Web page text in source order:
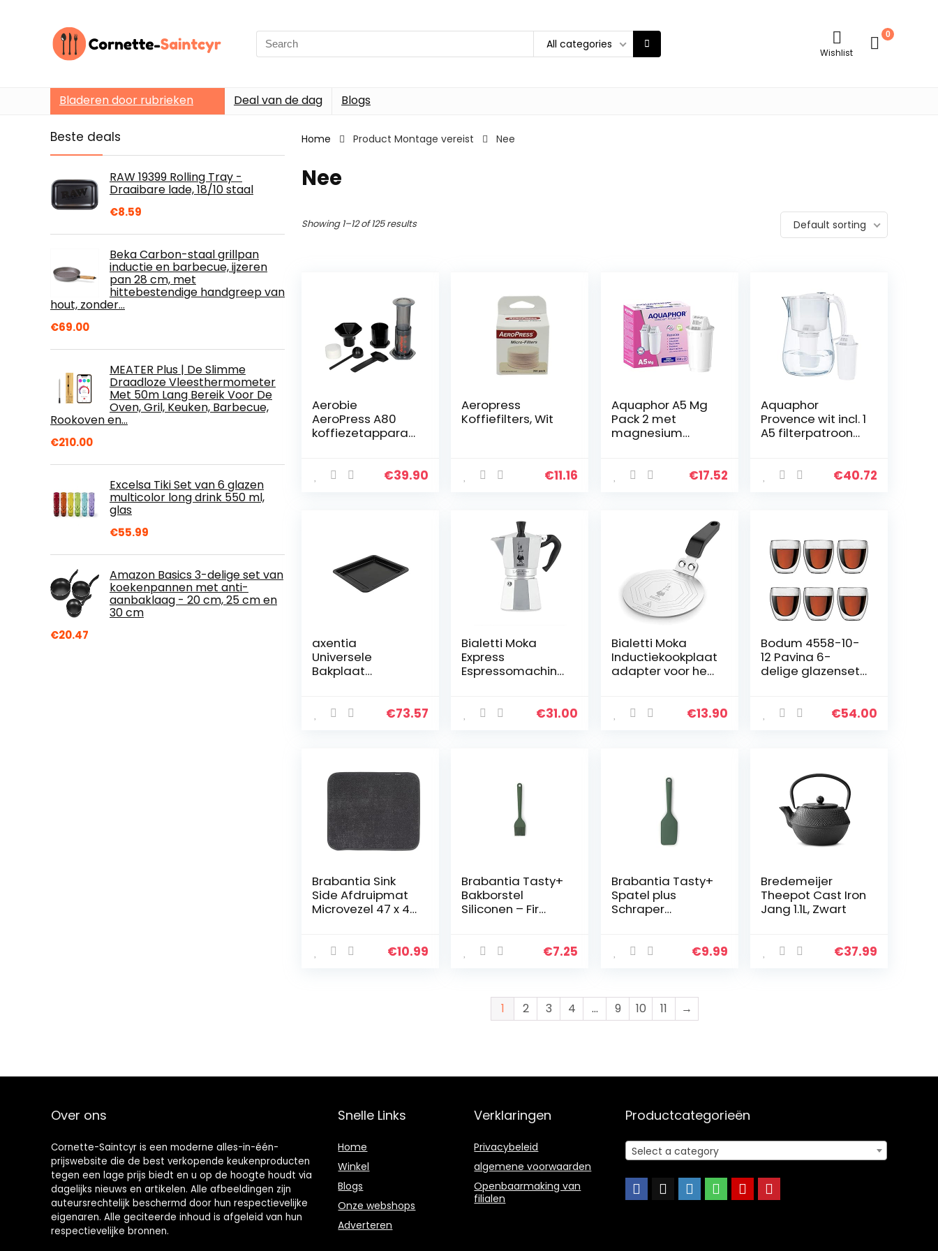
Search
for:
All categories
Wishlist
0
Bladeren door rubrieken Deal van de dag Blogs
Beste deals
RAW 19399 Rolling Tray -
Draaibare lade, 18/10 staal
€8.59
Beka Carbon-staal grillpan
inductie en barbecue, ijzeren
pan 28 cm, met
hittebestendige handgreep van
hout, zonder…
€69.00
MEATER Plus | De Slimme
Draadloze Vleesthermometer
Met 50m Lang Bereik Voor De
Oven, Gril, Keuken, Barbecue,
Rookoven en…
€210.00
Excelsa Tiki Set van 6 glazen
multicolor long drink 550 ml,
glas
€55.99
Amazon Basics 3-delige set van
koekenpannen met anti-
aanbaklaag - 20 cm, 25 cm en
30 cm
€20.47
Home Product Montage vereist Nee
Nee
Showing 1–12 of 125 results Default sorting
Aerobie
AeroPress A80
koffiezetapparaa
€39.90
Aeropress
Koffiefilters, Wit
€11.16
Aquaphor A5 Mg
Pack 2 met
magnesium
€17.52
Aquaphor
Provence wit incl. 1
A5 filterpatroon
glaslook voor het
€40.72
axentia
Universele
Bakplaat
253490, Zwart
€73.57
Bialetti Moka
Express
Espressomachine,
€31.00
Bialetti Moka
Inductiekookplaat
adapter voor het
kookgerei op €13.90
Bodum 4558-10-
12 Pavina 6-
delige glazenset
liter) transparant
€54.00
Brabantia Sink
Side Afdruipmat
Microvezel 47 x 40
€10.99
Brabantia Tasty+
Bakborstel
Siliconen – Fir
€7.25
Brabantia Tasty+
Spatel plus
Schraper
€9.99
Bredemeijer
Theepot Cast Iron
Jang 1.1L, Zwart
€37.99
1 2 3 4 … 9 10 11 →
Over ons
Cornette-Saintcyr is een moderne alles-in-één-
prijswebsite die de best verkopende keukenproducten
tegen een lage prijs biedt en u op de hoogte houdt via
dagelijks nieuws en artikelen. Alle afbeeldingen zijn
auteursrechtelijk beschermd door hun respectievelijke
eigenaren. Alle geciteerde inhoud is afgeleid van hun
respectievelijke bronnen.
Snelle Links
Home
Winkel
Blogs
Onze webshops
Adverteren
Verklaringen
Privacybeleid
algemene voorwaarden
Openbaarmaking van
filialen
Productcategorieën
Select a category